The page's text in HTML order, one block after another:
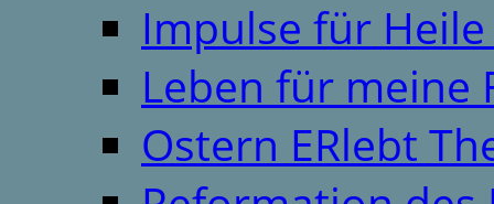
Impulse für
Leben für meine
Ostern ERlebt